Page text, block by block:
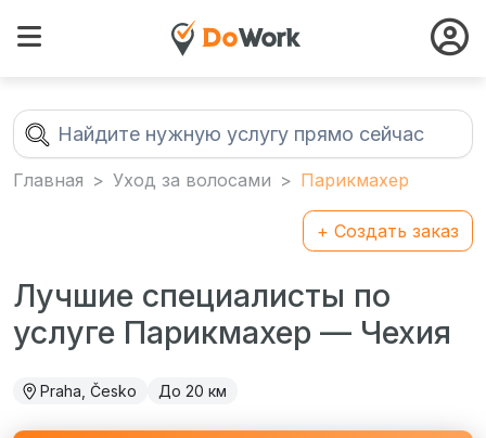
Главная Уход за волосами Парикмахер
+ Создать заказ
Лучшие специалисты по
услуге Парикмахер — Чехия
Praha, Česko До 20 км